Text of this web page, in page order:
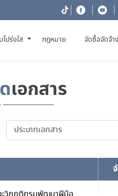
ปร่งใส กฎหมาย จัดซื้อจัดจ้าง
เอกสาร